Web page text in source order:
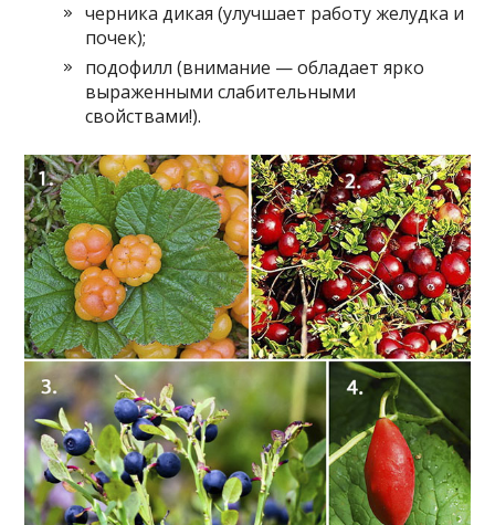
черника дикая (улучшает работу желудка и
почек);
подофилл (внимание — обладает ярко
выраженными слабительными
свойствами!).